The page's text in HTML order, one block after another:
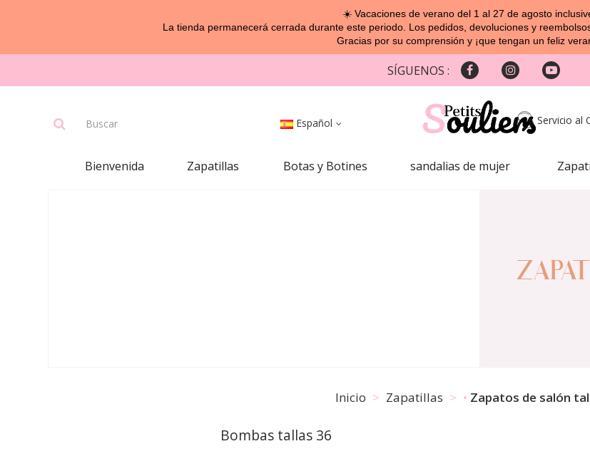
☀️ Vacaciones de verano del 1 al 27 de agosto
La tienda permanecerá cerrada durante este periodo. Los pedidos, devoluciones y
Gracias por su comprensión y ¡que tengan un feliz
SÍGUENOS :
Español Servicio al
Bienvenida Zapatillas Botas y Botines sandalias de mujer
Inicio Zapatillas Zapatos de salón
Bombas tallas 36